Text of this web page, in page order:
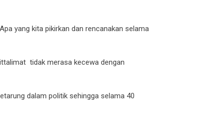
yang kita pikirkan dan rencanakan selama
tidak merasa kecewa dengan
dalam politik sehingga selama 40